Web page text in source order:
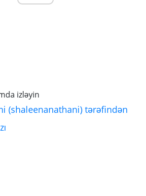
izləyin
(shaleenanathani) tərəfindən